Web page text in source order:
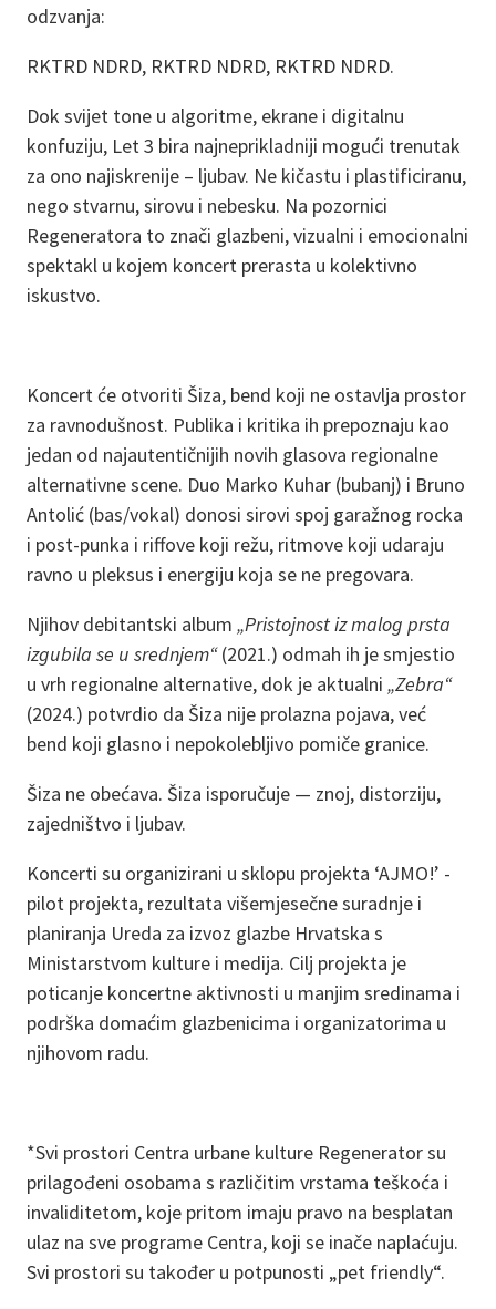
odzvanja:
RKTRD NDRD, RKTRD NDRD, RKTRD NDRD.
Dok svijet tone u algoritme, ekrane i digitalnu
konfuziju, Let 3 bira najneprikladniji mogući trenutak
za ono najiskrenije – ljubav. Ne kičastu i plastificiranu,
nego stvarnu, sirovu i nebesku. Na pozornici
Regeneratora to znači glazbeni, vizualni i emocionalni
spektakl u kojem koncert prerasta u kolektivno
iskustvo.
Koncert će otvoriti Šiza, bend koji ne ostavlja prostor
za ravnodušnost. Publika i kritika ih prepoznaju kao
jedan od najautentičnijih novih glasova regionalne
alternativne scene. Duo Marko Kuhar (bubanj) i Bruno
Antolić (bas/vokal) donosi sirovi spoj garažnog rocka
i post-punka i riffove koji režu, ritmove koji udaraju
ravno u pleksus i energiju koja se ne pregovara.
Njihov debitantski album „Pristojnost iz malog prsta
izgubila se u srednjem“(2021.) odmah ih je smjestio
u vrh regionalne alternative, dok je aktualni „Zebra“
(2024.) potvrdio da Šiza nije prolazna pojava, već
bend koji glasno i nepokolebljivo pomiče granice.
Šiza ne obećava. Šiza isporučuje — znoj, distorziju,
zajedništvo i ljubav.
Koncerti su organizirani u sklopu projekta ‘AJMO!’ -
pilot projekta, rezultata višemjesečne suradnje i
planiranja Ureda za izvoz glazbe Hrvatska s
Ministarstvom kulture i medija. Cilj projekta je
poticanje koncertne aktivnosti u manjim sredinama i
podrška domaćim glazbenicima i organizatorima u
njihovom radu.
*Svi prostori Centra urbane kulture Regenerator su
prilagođeni osobama s različitim vrstama teškoća i
invaliditetom, koje pritom imaju pravo na besplatan
ulaz na sve programe Centra, koji se inače naplaćuju.
Svi prostori su također u potpunosti „pet friendly“.